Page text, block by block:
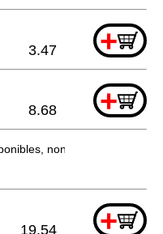
+
3.47
+
8.68
non commandable
+
19.54